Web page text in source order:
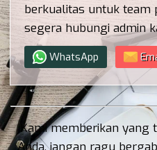
berkualitas untuk team
segera hubungi admin
WhatsApp
Kami memberikan yang